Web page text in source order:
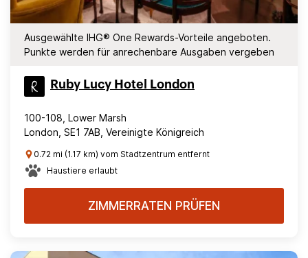
Ausgewählte IHG® One Rewards-Vorteile angeboten.
Punkte werden für anrechenbare Ausgaben vergeben
Ruby Lucy Hotel London
100-108, Lower Marsh
London, SE1 7AB, Vereinigte Königreich
0.72 mi (1.17 km) vom Stadtzentrum entfernt
Haustiere erlaubt
ZIMMERRATEN PRÜFEN